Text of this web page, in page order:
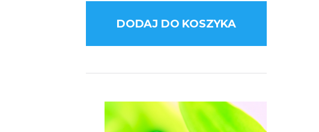
DODAJ DO KOSZYKA